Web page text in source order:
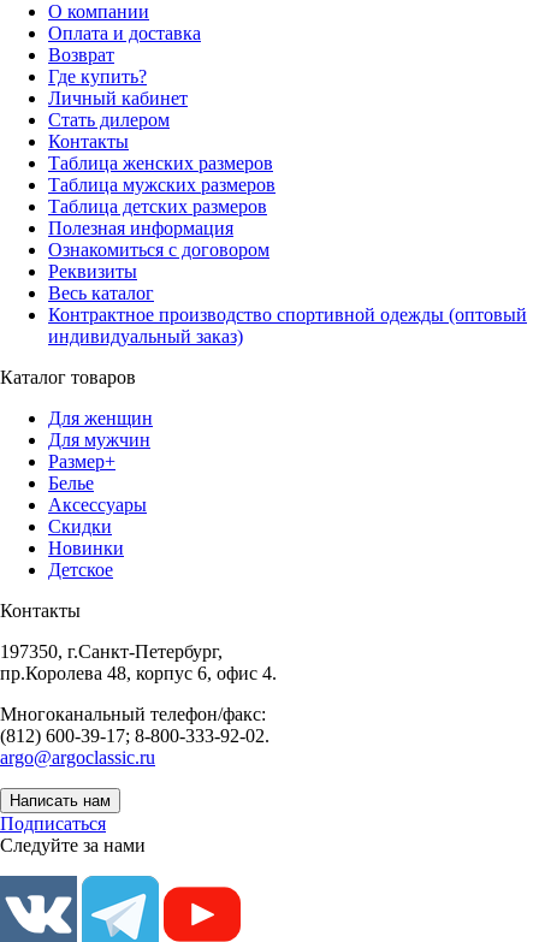
О компании
Оплата и доставка
Возврат
Где купить?
Личный кабинет
Стать дилером
Контакты
Таблица женских размеров
Таблица мужских размеров
Таблица детских размеров
Полезная информация
Ознакомиться с договором
Реквизиты
Весь каталог
Контрактное производство спортивной одежды (оптовый
индивидуальный заказ)
Каталог товаров
Для женщин
Для мужчин
Размер+
Белье
Аксессуары
Скидки
Новинки
Детское
Контакты
197350, г.Санкт-Петербург,
пр.Королева 48, корпус 6, офис 4.
Многоканальный телефон/факс:
(812) 600-39-17; 8-800-333-92-02.
argo@argoclassic.ru
Написать нам
Подписаться
Следуйте за нами